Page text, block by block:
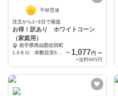
平林慧遠
注文から1~3日で発送
お得！訳あり ホワイトコーン
（家庭用）
岩手県気仙郡住田町
〜 1,077 円 〜
+送料965円